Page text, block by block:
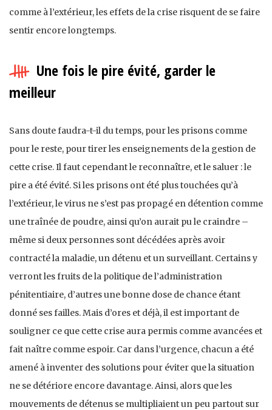
comme à l’extérieur, les effets de la crise risquent de se faire
sentir encore longtemps.
Une fois le pire évité, garder le
meilleur
Sans doute faudra-t-il du temps, pour les prisons comme
pour le reste, pour tirer les enseignements de la gestion de
cette crise. Il faut cependant le reconnaître, et le saluer : le
pire a été évité. Si les prisons ont été plus touchées qu’à
l’extérieur, le virus ne s’est pas propagé en détention comme
une traînée de poudre, ainsi qu’on aurait pu le craindre –
même si deux personnes sont décédées après avoir
contracté la maladie, un détenu et un surveillant. Certains y
verront les fruits de la politique de l’administration
pénitentiaire, d’autres une bonne dose de chance étant
donné ses failles. Mais d’ores et déjà, il est important de
souligner ce que cette crise aura permis comme avancées et
fait naître comme espoir. Car dans l’urgence, chacun a été
amené à inventer des solutions pour éviter que la situation
ne se détériore encore davantage. Ainsi, alors que les
mouvements de détenus se multipliaient un peu partout sur